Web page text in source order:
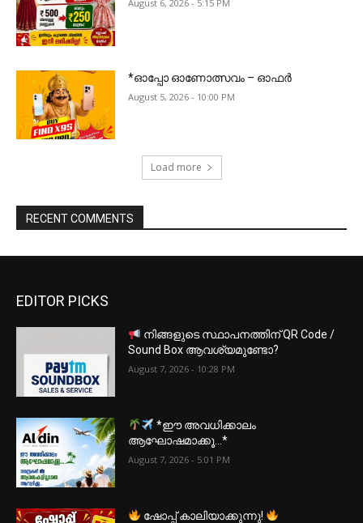
August 6, 2026 - 5:15 PM
*ഓപ്പോ ഓണോത്സവം – ഓഫർ
August 5, 2026 - 10:00 PM
Load more
RECENT COMMENTS
EDITOR PICKS
നിങ്ങളുടെ സ്ഥാപനത്തിന് QR Code /
Sound Box ആവശ്യമുണ്ടോ?
August 7, 2026 - 10:28 PM
*ഈ അവധിക്കാലം
ആഘോഷമാക്കൂ…*
August 7, 2026 - 5:01 PM
ഷോപ്പ് കാലിയാക്കുന്നു!